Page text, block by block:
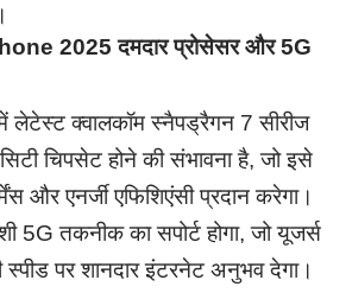
2025 दमदार प्रोसेसर और 5G
लेटेस्ट क्वालकॉम स्नैपड्रैगन 7 सीरीज
चिपसेट होने की संभावना है, जो इसे
और एनर्जी एफिशिएंसी प्रदान करेगा।
5G तकनीक का सपोर्ट होगा, जो यूजर्स
पर शानदार इंटरनेट अनुभव देगा।